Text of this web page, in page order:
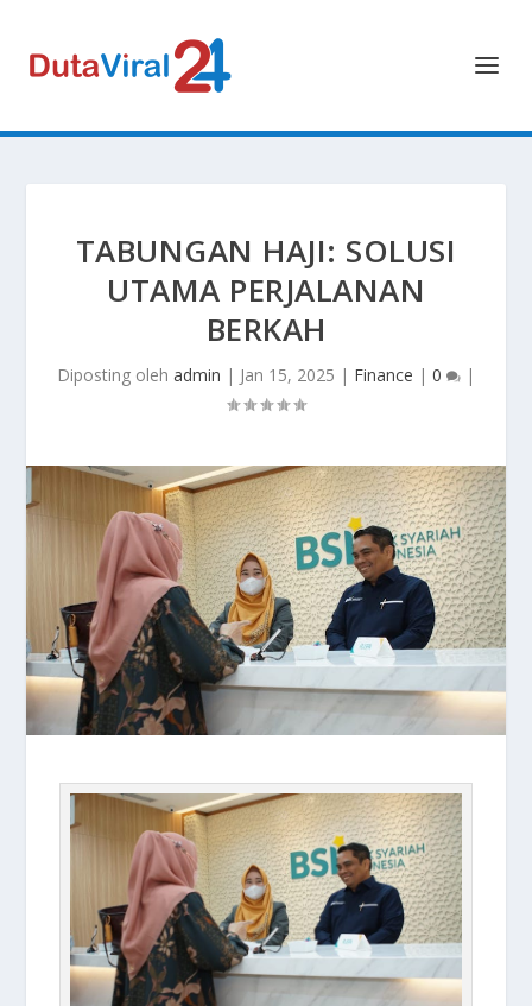
TABUNGAN HAJI: SOLUSI
UTAMA PERJALANAN
BERKAH
Diposting oleh admin | Jan 15, 2025 | Finance | 0 |